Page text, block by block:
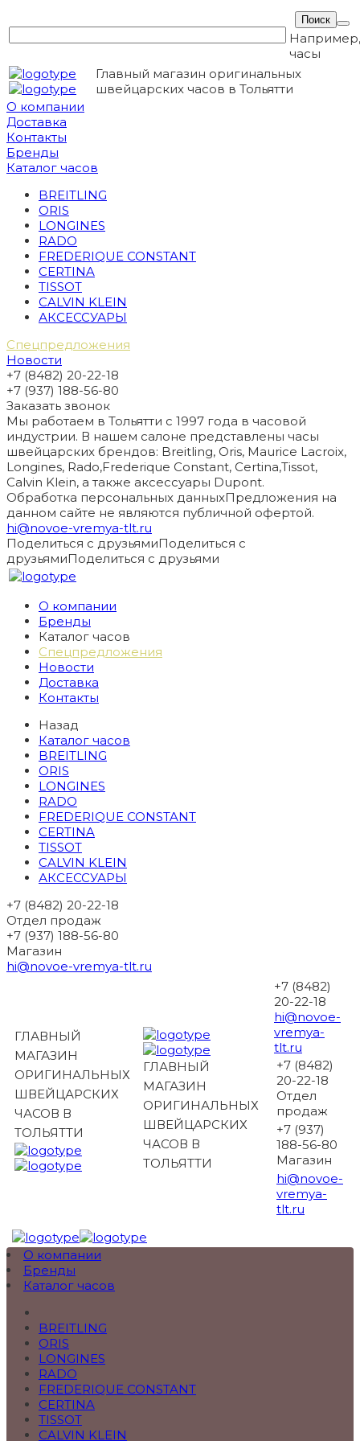
Например,
часы
Главный магазин оригинальных
швейцарских часов в Тольятти
О компании
Доставка
Контакты
Бренды
Каталог часов
BREITLING
ORIS
LONGINES
RADO
FREDERIQUE CONSTANT
CERTINA
TISSOT
CALVIN KLEIN
АКСЕССУАРЫ
Спецпредложения
Новости
+7 (8482) 20-22-18
+7 (937) 188-56-80
Заказать звонок
Мы работаем в Тольятти с 1997 года в часовой
индустрии. В нашем салоне представлены часы
швейцарских брендов: Breitling, Oris, Maurice Lacroix,
Longines, Rado,Frederique Constant, Certina,Tissot,
Calvin Klein, а также аксессуары Dupont.
Обработка персональных данныхПредложения на
данном сайте не являются публичной офертой.
hi@novoe-vremya-tlt.ru
Поделиться с друзьямиПоделиться с
друзьямиПоделиться с друзьями
О компании
Бренды
Каталог часов
Спецпредложения
Новости
Доставка
Контакты
Назад
Каталог часов
BREITLING
ORIS
LONGINES
RADO
FREDERIQUE CONSTANT
CERTINA
TISSOT
CALVIN KLEIN
АКСЕССУАРЫ
+7 (8482) 20-22-18
Отдел продаж
+7 (937) 188-56-80
Магазин
hi@novoe-vremya-tlt.ru
ГЛАВНЫЙ
МАГАЗИН
ОРИГИНАЛЬНЫХ
ШВЕЙЦАРСКИХ
ЧАСОВ В
ТОЛЬЯТТИ
ГЛАВНЫЙ
МАГАЗИН
ОРИГИНАЛЬНЫХ
ШВЕЙЦАРСКИХ
ЧАСОВ В
ТОЛЬЯТТИ
+7 (8482)
20-22-18
hi@novoe-
vremya-
tlt.ru
+7 (8482)
20-22-18
Отдел
продаж
+7 (937)
188-56-80
Магазин
hi@novoe-
vremya-
tlt.ru
О компании
Бренды
Каталог часов
BREITLING
ORIS
LONGINES
RADO
FREDERIQUE CONSTANT
CERTINA
TISSOT
CALVIN KLEIN